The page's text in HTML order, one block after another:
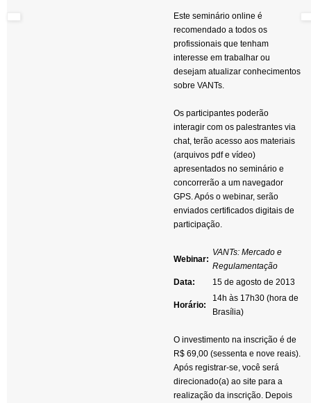
Este seminário online é
recomendado a todos os
profissionais que tenham
interesse em trabalhar ou
desejam atualizar conhecimentos
sobre VANTs.
Os participantes poderão
interagir com os palestrantes via
chat, terão acesso aos materiais
(arquivos pdf e vídeo)
apresentados no seminário e
concorrerão a um navegador
GPS. Após o webinar, serão
enviados certificados digitais de
participação.
Webinar:
VANTs: Mercado e
Regulamentação
Data:
15 de agosto de 2013
Horário:
14h às 17h30 (hora de
Brasília)
O investimento na inscrição é de
R$ 69,00 (sessenta e nove reais).
Após registrar-se, você será
direcionado(a) ao site para a
realização da inscrição. Depois